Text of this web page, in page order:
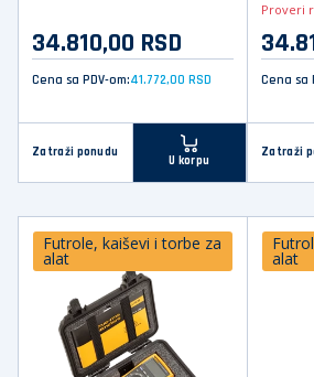
34.810,00 RSD
Cena sa PDV-om:41.772,00 RSD
Zatraži ponudu
U korpu
Proveri
Cena sa
Zatraži
Futrole, kaiševi i torbe za
alat alat